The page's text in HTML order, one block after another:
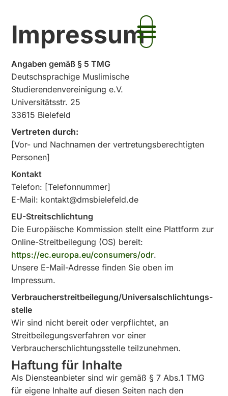
springen
Impressum
Angaben gemäß § 5 TMG
Deutschsprachige Muslimische
Studierendenvereinigung e.V.
Universitätsstr. 25
33615 Bielefeld
Vertreten durch:
[Vor- und Nachnamen der vertretungsberechtigten
Personen]
Kontakt
Telefon: [Telefonnummer]
E-Mail: kontakt@dmsbielefeld.de
EU-Streitschlichtung
Die Europäische Kommission stellt eine Plattform zur
Online-Streitbeilegung (OS) bereit:
https://ec.europa.eu/consumers/odr.
Unsere E-Mail-Adresse finden Sie oben im
Impressum.
Verbraucher­streit­beilegung/Universal­schlichtungs­
stelle
Wir sind nicht bereit oder verpflichtet, an
Streitbeilegungsverfahren vor einer
Verbraucherschlichtungsstelle teilzunehmen.
Haftung für Inhalte
Als Diensteanbieter sind wir gemäß § 7 Abs.1 TMG
für eigene Inhalte auf diesen Seiten nach den